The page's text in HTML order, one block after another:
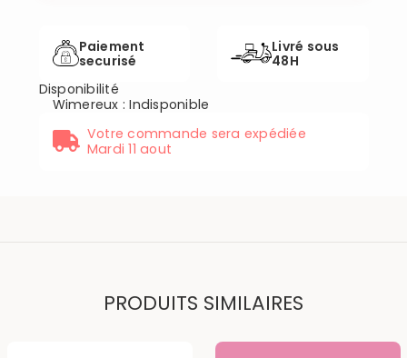
Paiement
securisé
Livré sous
48H
Disponibilité
Wimereux :Indisponible
Votre commande sera expédiée
Mardi 11 aout
PRODUITS SIMILAIRES